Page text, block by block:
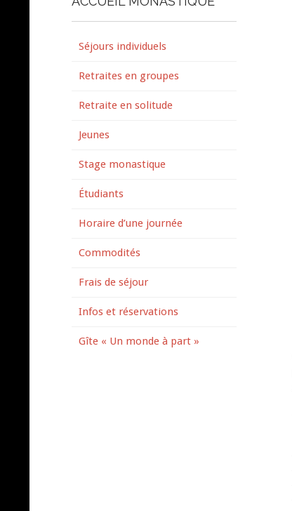
Séjours individuels
Retraites en groupes
Retraite en solitude
Jeunes
Stage monastique
Étudiants
Horaire d’une journée
Commodités
Frais de séjour
Infos et réservations
Gîte « Un monde à part »